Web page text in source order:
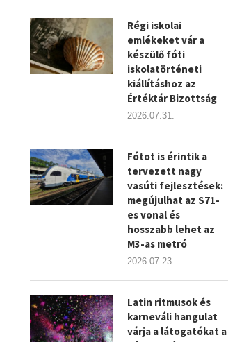
Régi iskolai
emlékeket vár a
készülő fóti
iskolatörténeti
kiállításhoz az
Értéktár Bizottság
2026.07.31.
Fótot is érintik a
tervezett nagy
vasúti fejlesztések:
megújulhat az S71-
es vonal és
hosszabb lehet az
M3-as metró
2026.07.23.
Latin ritmusok és
karneváli hangulat
várja a látogatókat a